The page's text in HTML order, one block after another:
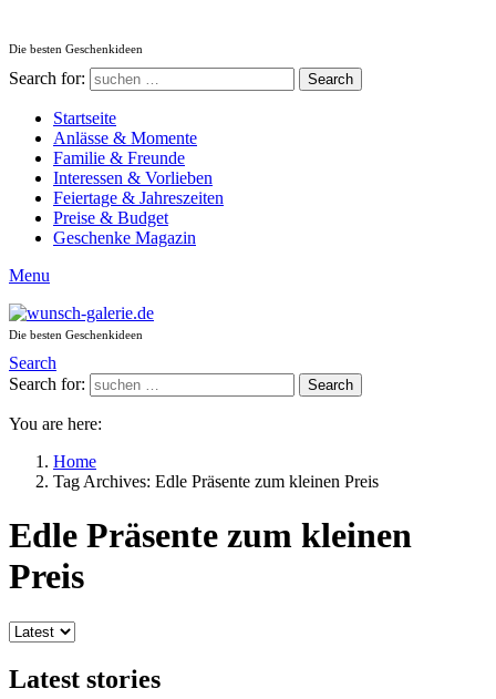
Die besten Geschenkideen
Search for: Search
Startseite
Anlässe & Momente
Familie & Freunde
Interessen & Vorlieben
Feiertage & Jahreszeiten
Preise & Budget
Geschenke Magazin
Menu
Die besten Geschenkideen
Search
Search for:
Search
You are here:
Home
Tag Archives: Edle Präsente zum kleinen Preis
Edle Präsente zum kleinen
Preis
Latest stories